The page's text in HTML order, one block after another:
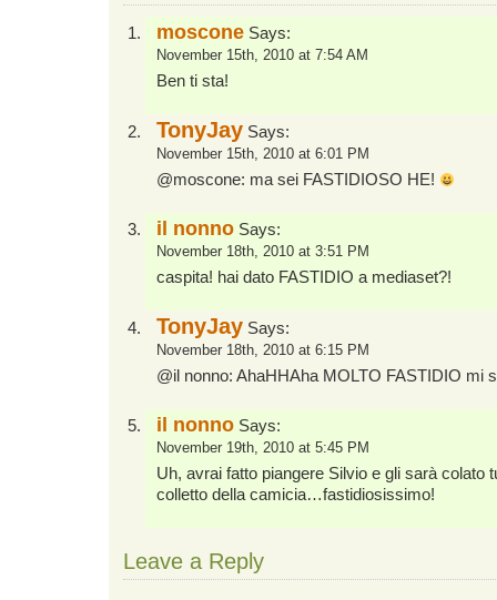
moscone Says:
November 15th, 2010 at 7:54 AM
Ben ti sta!
TonyJay Says:
November 15th, 2010 at 6:01 PM
@moscone: ma sei FASTIDIOSO HE!
il nonno Says:
November 18th, 2010 at 3:51 PM
caspita! hai dato FASTIDIO a mediaset?!
TonyJay Says:
November 18th, 2010 at 6:15 PM
@il nonno: AhaHHAha MOLTO FASTIDIO mi
il nonno Says:
November 19th, 2010 at 5:45 PM
Uh, avrai fatto piangere Silvio e gli sarà colato
colletto della camicia…fastidiosissimo!
Leave a Reply